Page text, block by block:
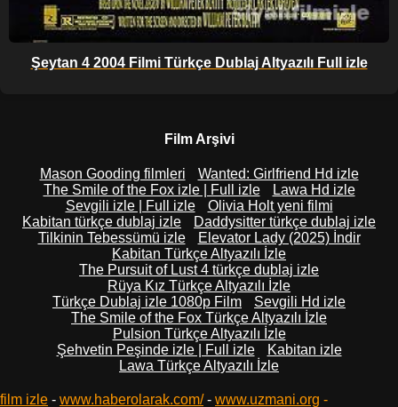
Şeytan 4 2004 Filmi Türkçe Dublaj Altyazılı Full izle
Film Arşivi
Mason Gooding filmleri
Wanted: Girlfriend Hd izle
The Smile of the Fox izle | Full izle
Lawa Hd izle
Sevgili izle | Full izle
Olivia Holt yeni filmi
Kabitan türkçe dublaj izle
Daddysitter türkçe dublaj izle
Tilkinin Tebessümü izle
Elevator Lady (2025) İndir
Kabitan Türkçe Altyazılı İzle
The Pursuit of Lust 4 türkçe dublaj izle
Rüya Kız Türkçe Altyazılı İzle
Türkçe Dublaj izle 1080p Film
Sevgili Hd izle
The Smile of the Fox Türkçe Altyazılı İzle
Pulsion Türkçe Altyazılı İzle
Şehvetin Peşinde izle | Full izle
Kabitan izle
Lawa Türkçe Altyazılı İzle
film izle - www.haberolarak.com/- www.uzmani.org -